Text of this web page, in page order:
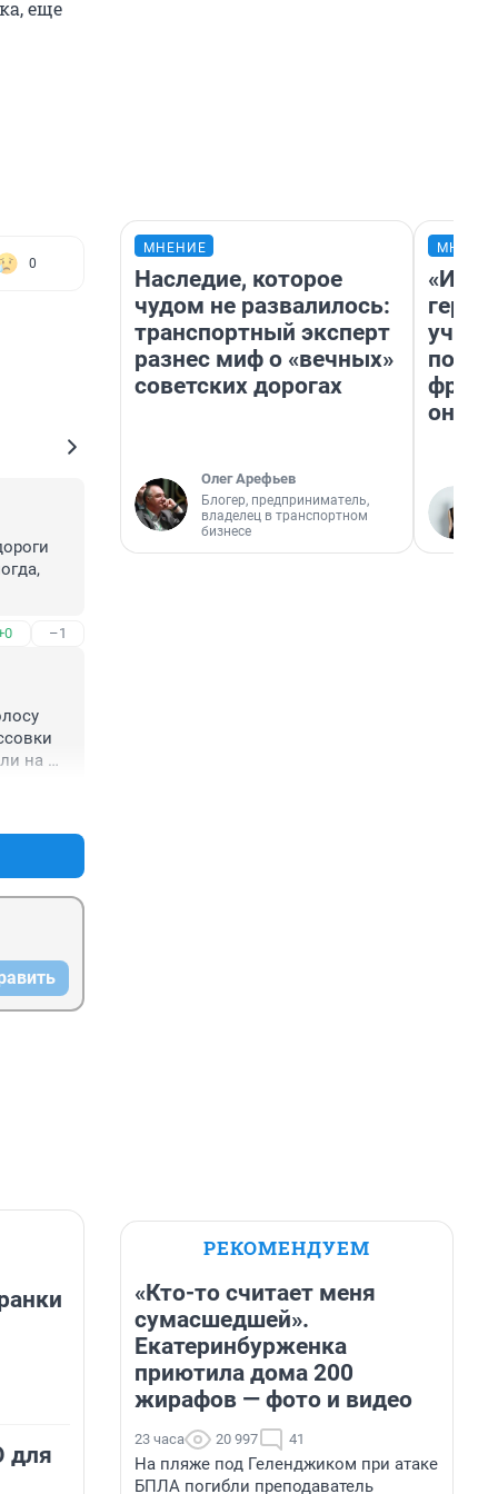
еще
0
–1
на
для
МНЕНИЕ
Наследие, которое
чудом не развалилось:
транспортный эксперт
разнес миф о «вечных»
советских дорогах
Олег Арефьев
Блогер, предприниматель,
владелец в транспортном
бизнесе
учит
она
РЕКОМЕНДУЕМ
«Кто-то считает меня
сумасшедшей».
Екатеринбурженка
приютила дома 200
жирафов — фото и видео
23 часа 20 997 41
На пляже под Геленджиком при атаке
БПЛА погибли преподаватель